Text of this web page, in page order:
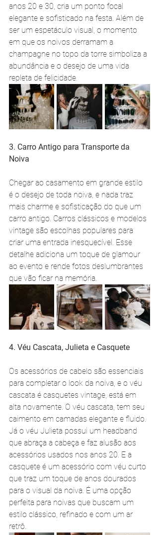
anos 20 e 30, cria um ponto focal
elegante e sofisticado na festa. Além de
ser um espetáculo visual, o momento
em que os noivos derramam a
champagne no topo da torre simboliza a
abundância e o desejo de uma vida
repleta de felicidade.
3. Carro Antigo para Transporte da
Noiva
Chegar ao casamento em grande estilo
é o desejo de toda noiva, e nada traz
mais charme e sofisticação do que um
carro antigo. Carros clássicos e modelos
vintage são escolhas populares para
criar uma entrada inesquecível. Esse
detalhe adiciona um toque de glamour
ao evento e rende fotos deslumbrantes
que vão ficar na memória.
4. Véu Cascata, Julieta e Casquete
Os acessórios de cabelo são essenciais
para completar o look da noiva, e o véu
cascata é casquetes vintage, está em
alta novamente. O véu cascata, tem seu
caimento em camadas elegante e fluido.
Já o véu Julieta possui um headband
que abraça a cabeça e faz alusão aos
acessórios usados nos anos 20. E a
casquete é um acessório com véu curto
que traz um toque de anos dourados
para o visual da noiva. É uma opção
perfeita para noivas que buscam um
estilo clássico, refinado e com um ar
retrô.